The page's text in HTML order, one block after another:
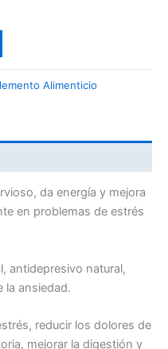
Alimenticio
da energía y mejora
en pro­blemas de estrés
antidepresivo na­tural,
la ansiedad.
reducir los dolores de
mejorar la digestión y